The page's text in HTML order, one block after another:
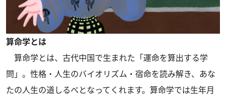
算命学とは
算命学とは、古代中国で生まれた「運命を算出する学
問」。性格・人生のバイオリズム・宿命を読み解き、あな
たの人生の道しるべとなってくれます。算命学では生年月